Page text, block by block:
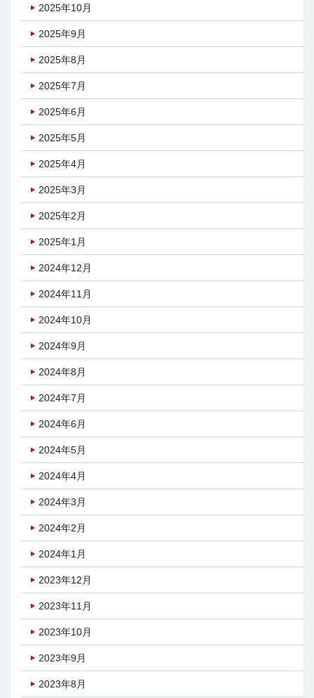
2025年10月
2025年9月
2025年8月
2025年7月
2025年6月
2025年5月
2025年4月
2025年3月
2025年2月
2025年1月
2024年12月
2024年11月
2024年10月
2024年9月
2024年8月
2024年7月
2024年6月
2024年5月
2024年4月
2024年3月
2024年2月
2024年1月
2023年12月
2023年11月
2023年10月
2023年9月
2023年8月